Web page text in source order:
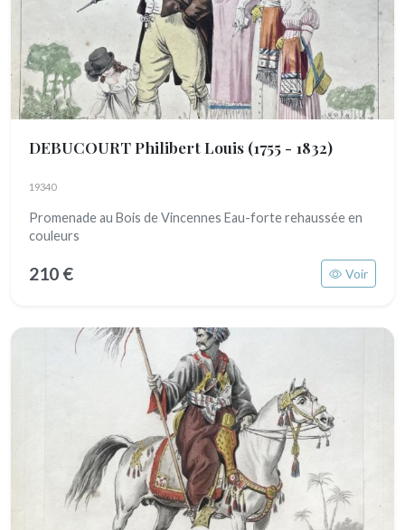
DEBUCOURT Philibert Louis (1755 - 1832)
19340
Promenade au Bois de Vincennes Eau-forte rehaussée en
couleurs
210 € Voir